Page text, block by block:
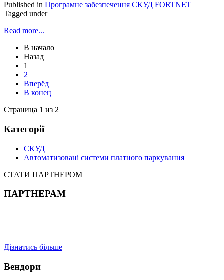
Published in Програмне забезпечення СКУД FORTNET
Tagged under
Read more...
В начало
Назад
1
2
Вперёд
В конец
Страница 1 из 2
Категорії
СКУД
Автоматизовані системи платного паркування
СТАТИ ПАРТНЕРОМ
ПАРТНЕРАМ
Дізнатись більше
Вендори